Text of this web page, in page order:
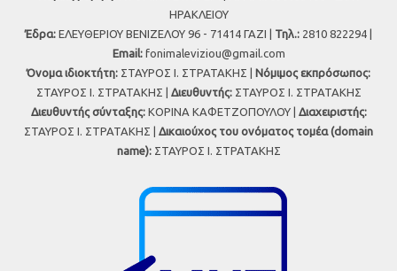
ΗΡΑΚΛΕΙΟΥ
Έδρα: ΕΛΕΥΘΕΡΙΟΥ ΒΕΝΙΖΕΛΟΥ 96 - 71414 ΓΑΖΙ | Τηλ.: 2810 822294 |
Εmail: fonimaleviziou@gmail.com
Όνομα ιδιοκτήτη: ΣΤΑΥΡΟΣ Ι. ΣΤΡΑΤΑΚΗΣ | Νόμιμος εκπρόσωπος:
ΣΤΑΥΡΟΣ Ι. ΣΤΡΑΤΑΚΗΣ | Διευθυντής:ΣΤΑΥΡΟΣ Ι. ΣΤΡΑΤΑΚΗΣ
Διευθυντής σύνταξης:ΚΟΡΙΝΑ ΚΑΦΕΤΖΟΠΟΥΛΟΥ | Διαχειριστής:
ΣΤΑΥΡΟΣ Ι. ΣΤΡΑΤΑΚΗΣ | Δικαιούχος του ονόματος τομέα (domain
name):ΣΤΑΥΡΟΣ Ι. ΣΤΡΑΤΑΚΗΣ